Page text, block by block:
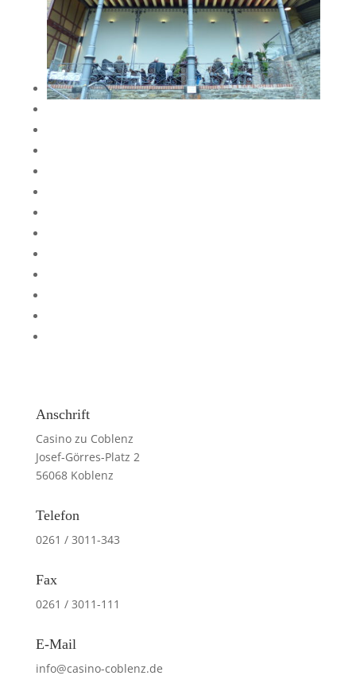
Anschrift
Casino zu Coblenz
Josef-Görres-Platz 2
56068 Koblenz
Telefon
0261 / 3011-343
Fax
0261 / 3011-111
E-Mail
info@casino-coblenz.de